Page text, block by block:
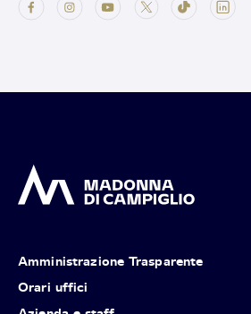
Amministrazione Trasparente
Orari uffici